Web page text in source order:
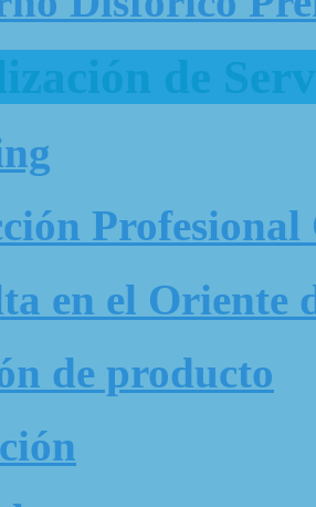
de
Profesional
en el Oriente
de producto